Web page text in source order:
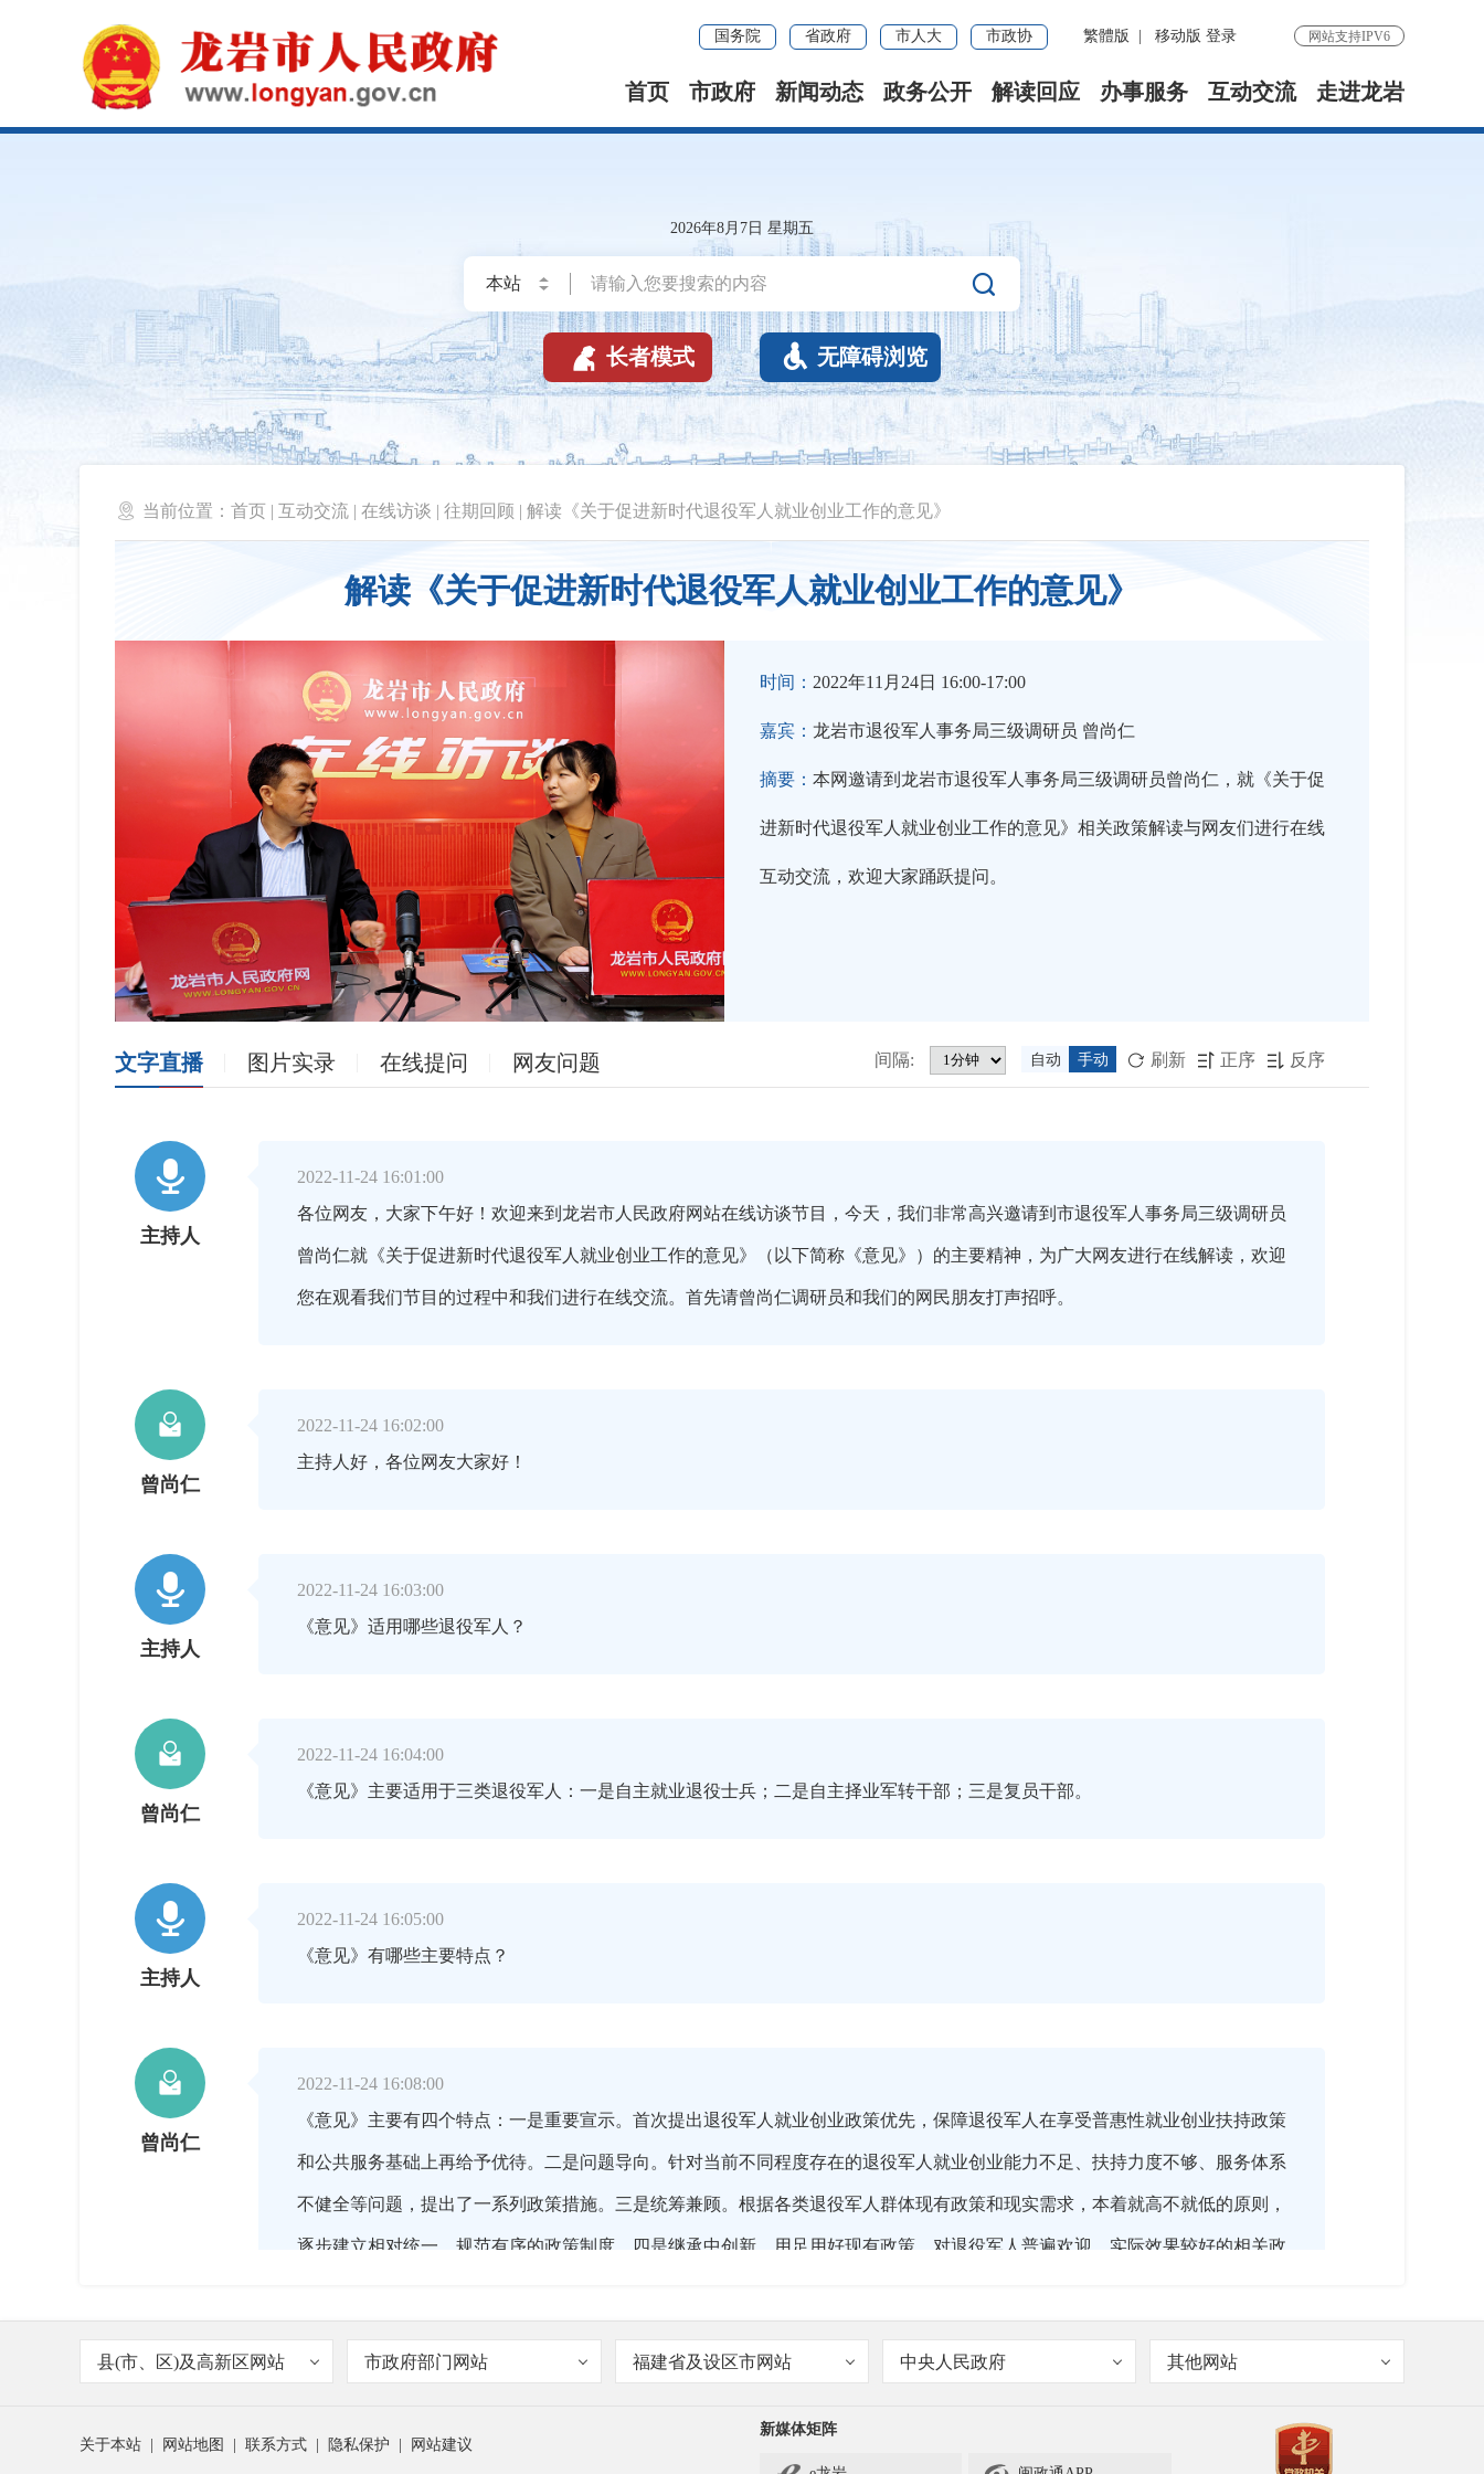
国务院 省政府 市人大 市政协 繁體版 移动版 登录 网站支持IPV6
首页 市政府 新闻动态 政务公开 解读回应 办事服务 互动交流 走进龙岩
2026年8月7日 星期五

 长者模式  无障碍浏览
 当前位置： 首页 | 互动交流 | 在线访谈 | 往期回顾 | 解读《关于促进新时代退役军人就业创业工作的意见》
解读《关于促进新时代退役军人就业创业工作的意见》
时间： 2022年11月24日 16:00-17:00
嘉宾： 龙岩市退役军人事务局三级调研员 曾尚仁
摘要： 本网邀请到龙岩市退役军人事务局三级调研员曾尚仁，就《关于促
进新时代退役军人就业创业工作的意见》相关政策解读与网友们进行在线
互动交流，欢迎大家踊跃提问。
文字直播 图片实录 在线提问 网友问题 间隔: 自动 手动  刷新  正序  反序

主持人
2022-11-24 16:01:00
各位网友，大家下午好！欢迎来到龙岩市人民政府网站在线访谈节目，今天，我们非常高兴邀请到市退役军人事务局三级调研员
曾尚仁就《关于促进新时代退役军人就业创业工作的意见》（以下简称《意见》）的主要精神，为广大网友进行在线解读，欢迎
您在观看我们节目的过程中和我们进行在线交流。首先请曾尚仁调研员和我们的网民朋友打声招呼。

曾尚仁
2022-11-24 16:02:00
主持人好，各位网友大家好！

主持人
2022-11-24 16:03:00
《意见》适用哪些退役军人？

曾尚仁
2022-11-24 16:04:00
《意见》主要适用于三类退役军人：一是自主就业退役士兵；二是自主择业军转干部；三是复员干部。

主持人
2022-11-24 16:05:00
《意见》有哪些主要特点？

曾尚仁
2022-11-24 16:08:00
《意见》主要有四个特点：一是重要宣示。首次提出退役军人就业创业政策优先，保障退役军人在享受普惠性就业创业扶持政策
和公共服务基础上再给予优待。二是问题导向。针对当前不同程度存在的退役军人就业创业能力不足、扶持力度不够、服务体系
不健全等问题，提出了一系列政策措施。三是统筹兼顾。根据各类退役军人群体现有政策和现实需求，本着就高不就低的原则，
逐步建立相对统一、规范有序的政策制度。四是继承中创新。用足用好现有政策，对退役军人普遍欢迎、实际效果较好的相关政
退役军人就业创业工作的总体思路是什么？
县(市、区)及高新区网站 市政府部门网站 福建省及设区市网站 中央人民政府 其他网站
关于本站 网站地图 联系方式 隐私保护 网站建议
新媒体矩阵